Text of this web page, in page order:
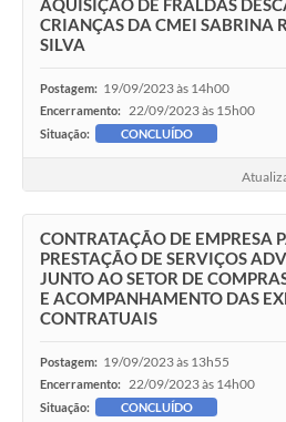
AQUISIÇÃO DE FRALDAS
CRIANÇAS DA CMEI SABRINA
SILVA
Postagem: 19/09/2023 às 14h00
Encerramento: 22/09/2023 às 15h00
Situação: CONCLUÍDO
CONTRATAÇÃO DE EMPRESA
PRESTAÇÃO DE SERVIÇOS
JUNTO AO SETOR DE
E ACOMPANHAMENTO DAS
CONTRATUAIS
Postagem: 19/09/2023 às 13h55
Encerramento: 22/09/2023 às 14h00
Situação: CONCLUÍDO